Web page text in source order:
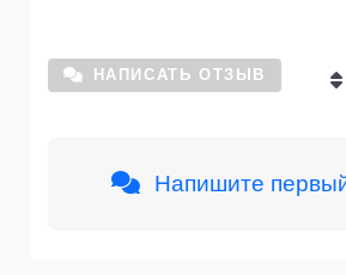
НАПИСАТЬ ОТЗЫВ
Напишите